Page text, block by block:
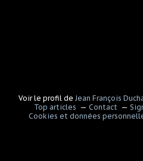
Voir le profil de Jean François
Top articles
Contact
Cookies et données